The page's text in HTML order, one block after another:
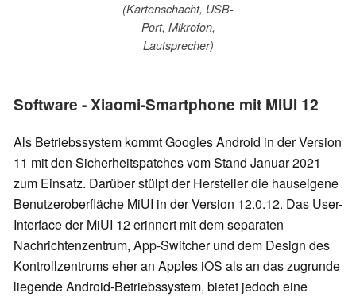
(Kartenschacht, USB-
Port, Mikrofon,
Lautsprecher)
Software - Xiaomi-Smartphone mit MIUI 12
Als Betriebssystem kommt Googles Android in der Version
11 mit den Sicherheitspatches vom Stand Januar 2021
zum Einsatz. Darüber stülpt der Hersteller die hauseigene
Benutzeroberfläche MiUI in der Version 12.0.12. Das User-
Interface der MiUI 12 erinnert mit dem separaten
Nachrichtenzentrum, App-Switcher und dem Design des
Kontrollzentrums eher an Apples iOS als an das zugrunde
liegende Android-Betriebssystem, bietet jedoch eine